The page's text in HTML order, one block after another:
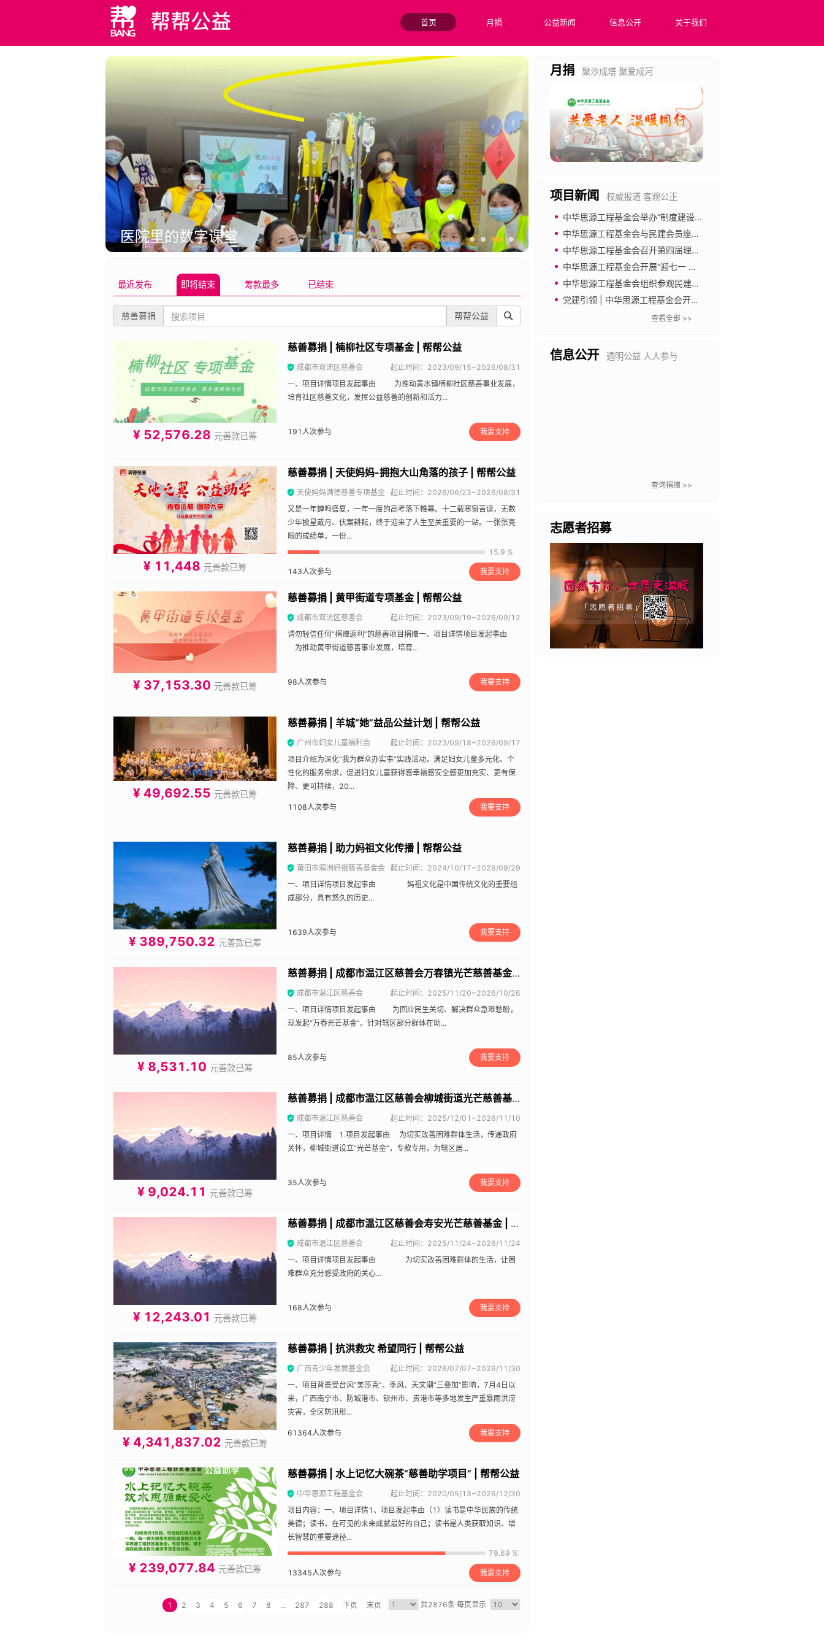
首页 月捐 公益新闻 信息公开 关于我们
医院里的数字课堂
源，助力教育公平与普惠
战旗计划
以推动社会组织等多元力量构建社会应急救援网络，配齐配强应急救援力
社会公众风险防范意识。
最近发布 即将结束 筹款最多 已结束
慈善募捐 帮帮公益
¥ 52,576.28 元善款已筹
慈善募捐 | 楠柳社区专项基金 | 帮帮公益
成都市双流区慈善会
起止时间：2023/09/15~2026/08/31
一、项目详情项目发起事由 为推动黄水镇楠柳社区慈善事业发展，
培育社区慈善文化，发挥公益慈善的创新和活力...
191 人次参与 我要支持
¥ 11,448 元善款已筹
慈善募捐 | 天使妈妈-拥抱大山角落的孩子 | 帮帮公益
天使妈妈满德慈善专项基金
起止时间：2026/06/23~2026/08/31
又是一年蝉鸣盛夏，一年一度的高考落下帷幕。十二载寒窗苦读，无数
少年披星戴月、伏案耕耘，终于迎来了人生至关重要的一站。一张张亮
眼的成绩单，一份...
15.9 %
143人次参与 我要支持
¥ 37,153.30 元善款已筹
慈善募捐 | 黄甲街道专项基金 | 帮帮公益
成都市双流区慈善会
起止时间：2023/09/19~2026/09/12
请勿轻信任何“捐赠返利”的慈善项目捐赠一、项目详情项目发起事由
为推动黄甲街道慈善事业发展，培育...
98人次参与 我要支持
¥ 49,692.55 元善款已筹
慈善募捐 | 羊城“她”益品公益计划 | 帮帮公益
广州市妇女儿童福利会
起止时间：2023/09/18~2026/09/17
项目介绍为深化“我为群众办实事”实践活动，满足妇女儿童多元化、个
性化的服务需求，促进妇女儿童获得感幸福感安全感更加充实、更有保
障、更可持续，20...
1108人次参与 我要支持
¥ 389,750.32 元善款已筹
慈善募捐 | 助力妈祖文化传播 | 帮帮公益
莆田市湄洲妈祖慈善基金会
起止时间：2024/10/17~2026/09/29
一、项目详情项目发起事由 妈祖文化是中国传统文化的重要组
成部分，具有悠久的历史...
1639人次参与 我要支持
¥ 8,531.10 元善款已筹
慈善募捐 | 成都市温江区慈善会万春镇光芒慈善基金 | 帮帮公益
成都市温江区慈善会
起止时间：2025/11/20~2026/10/26
一、项目详情项目发起事由 为回应民生关切、解决群众急难愁盼，
现发起“万春光芒基金”。针对辖区部分群体在助...
85人次参与 我要支持
¥ 9,024.11 元善款已筹
慈善募捐 | 成都市温江区慈善会柳城街道光芒慈善基金 | 帮帮公益
成都市温江区慈善会
起止时间：2025/12/01~2026/11/10
一、项目详情 1.项目发起事由 为切实改善困难群体生活，传递政府
关怀，柳城街道设立“光芒基金”，专款专用，为辖区居...
35人次参与 我要支持
¥ 12,243.01 元善款已筹
慈善募捐 | 成都市温江区慈善会寿安光芒慈善基金 | 帮帮公益
成都市温江区慈善会
起止时间：2025/11/24~2026/11/24
一、项目详情项目发起事由 为切实改善困难群体的生活，让困
难群众充分感受政府的关心...
168人次参与 我要支持
¥ 4,341,837.02 元善款已筹
慈善募捐 | 抗洪救灾 希望同行 | 帮帮公益
广西青少年发展基金会
起止时间：2026/07/07~2026/11/30
一、项目背景受台风“美莎克”、季风、天文潮“三叠加”影响，7月4日以
来，广西南宁市、防城港市、钦州市、贵港市等多地发生严重暴雨洪涝
灾害，全区防汛形...
61364人次参与 我要支持
¥ 239,077.84 元善款已筹
慈善募捐 | 水上记忆大碗茶“慈善助学项目” | 帮帮公益
中华思源工程基金会
起止时间：2020/05/13~2026/12/30
项目内容：一、项目详情1、项目发起事由（1）读书是中华民族的传统
美德；读书，在可见的未来成就最好的自己；读书是人类获取知识、增
长智慧的重要途径...
79.69 %
13345人次参与 我要支持
1 2 3 4 5 6 7 8 ... 287 288 下页 末页 共2876条 每页显示
月捐 聚沙成塔 聚爱成河
项目新闻
权威报道 客观公正
中华思源工程基金会举办“制度建设与合规管理”专题培训
中华思源工程基金会与民建会员座谈 共促公益慈善事业发展
中华思源工程基金会召开第四届理事会第四次会议
中华思源工程基金会开展“迎七一 强党建 倡廉洁”主题党日活动
中华思源工程基金会组织参观民建中央会史馆
党建引领 | 中华思源工程基金会开展“传承长城精神 奋进新征程”主题党日暨工会文体活动
查看全部 >>
信息公开 透明公益 人人参与
查询捐赠 >>
志愿者招募